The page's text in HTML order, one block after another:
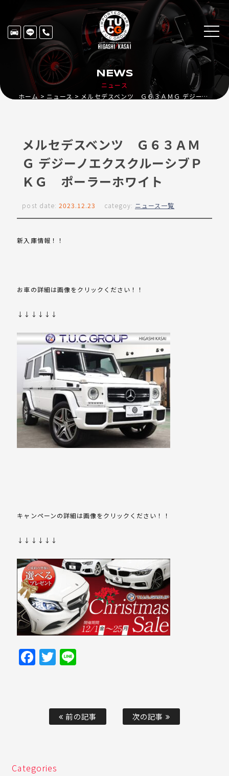
ニュース
NEWS
ホーム ニュース メルセデスベンツ Ｇ６３ＡＭＧ デジーノエクスクルーシブＰＫＧ ポーラーホワイト
メルセデスベンツ Ｇ６３ＡＭ
Ｇ デジーノエクスクルーシブＰ
ＫＧ ポーラーホワイト
post date: 2023.12.23 categoy: ニュース一覧
新入庫情報！！
お車の詳細は画像をクリックください！！
↓↓↓↓↓↓
キャンペーンの詳細は画像をクリックください！！
↓↓↓↓↓↓
Facebook
Twitter
前の記事 次の記事
Categories